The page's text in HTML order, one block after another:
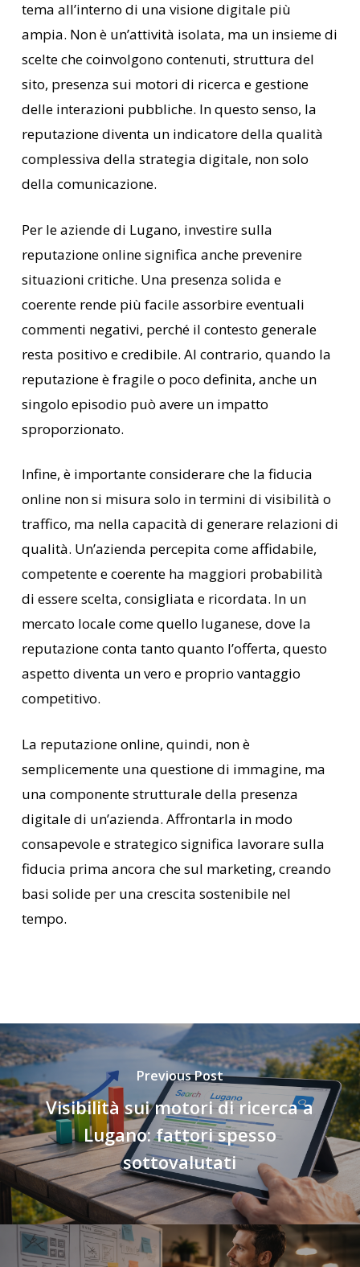
tema all’interno di una visione digitale più
ampia. Non è un’attività isolata, ma un insieme di
scelte che coinvolgono contenuti, struttura del
sito, presenza sui motori di ricerca e gestione
delle interazioni pubbliche. In questo senso, la
reputazione diventa un indicatore della qualità
complessiva della strategia digitale, non solo
della comunicazione.
Per le aziende di Lugano, investire sulla
reputazione online significa anche prevenire
situazioni critiche. Una presenza solida e
coerente rende più facile assorbire eventuali
commenti negativi, perché il contesto generale
resta positivo e credibile. Al contrario, quando la
reputazione è fragile o poco definita, anche un
singolo episodio può avere un impatto
sproporzionato.
Infine, è importante considerare che la fiducia
online non si misura solo in termini di visibilità o
traffico, ma nella capacità di generare relazioni di
qualità. Un’azienda percepita come affidabile,
competente e coerente ha maggiori probabilità
di essere scelta, consigliata e ricordata. In un
mercato locale come quello luganese, dove la
reputazione conta tanto quanto l’offerta, questo
aspetto diventa un vero e proprio vantaggio
competitivo.
La reputazione online, quindi, non è
semplicemente una questione di immagine, ma
una componente strutturale della presenza
digitale di un’azienda. Affrontarla in modo
consapevole e strategico significa lavorare sulla
fiducia prima ancora che sul marketing, creando
basi solide per una crescita sostenibile nel
tempo.
Previous Post
Visibilità sui motori di ricerca a
Lugano: fattori spesso
sottovalutati